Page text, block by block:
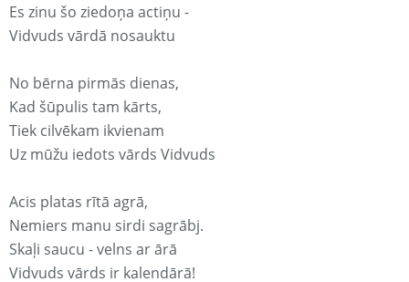
Es zinu šo ziedoņa actiņu -
Vidvuds vārdā nosauktu
No bērna pirmās dienas,
Kad šūpulis tam kārts,
Tiek cilvēkam ikvienam
Uz mūžu iedots vārds Vidvuds
Acis platas rītā agrā,
Nemiers manu sirdi sagrābj.
Skaļi saucu - velns ar ārā
Vidvuds vārds ir kalendārā!